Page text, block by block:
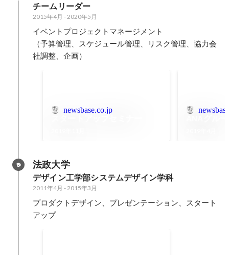
チームリーダー
2015年4月 -2020年5月
イベントプロジェクトマネージメント
（予算管理、スケジュール管理、リスク管理、協力会
社調整、企画）
newsbase.co.jp
法政大学
デザイン工学部システムデザイン学科
2011年4月 -2015年3月
プロダクトデザイン、プレゼンテーション、スタート
アップ